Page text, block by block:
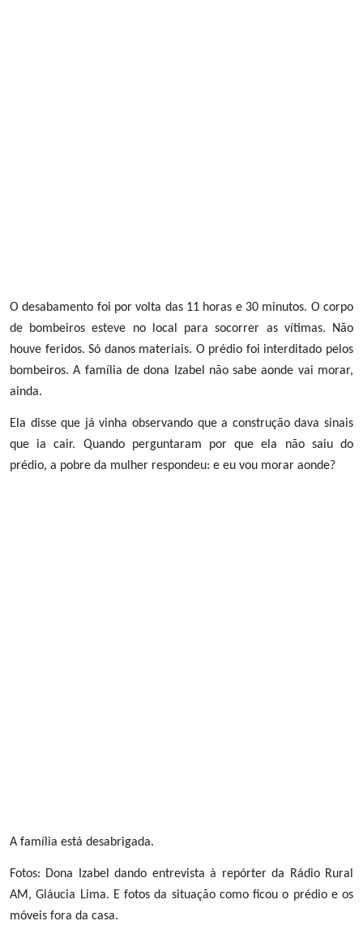
O desabamento foi por volta das 11 horas e 30 minutos. O corpo
de bombeiros esteve no local para socorrer as vítimas. Não
houve feridos. Só danos materiais. O prédio foi interditado pelos
bombeiros. A família de dona Izabel não sabe aonde vai morar,
ainda.
Ela disse que já vinha observando que a construção dava sinais
que ia cair. Quando perguntaram por que ela não saiu do
prédio, a pobre da mulher respondeu: e eu vou morar aonde?
A família está desabrigada.
Fotos: Dona Izabel dando entrevista à repórter da Rádio Rural
AM, Gláucia Lima. E fotos da situação como ficou o prédio e os
móveis fora da casa.